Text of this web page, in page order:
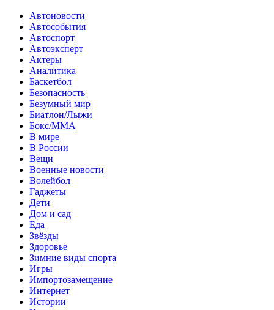
Автоновости
Автособытия
Автоспорт
Автоэксперт
Актеры
Аналитика
Баскетбол
Безопасность
Безумный мир
Биатлон/Лыжи
Бокс/MMA
В мире
В России
Вещи
Военные новости
Волейбол
Гаджеты
Дети
Дом и сад
Еда
Звёзды
Здоровье
Зимние виды спорта
Игры
Импортозамещение
Интернет
Истории